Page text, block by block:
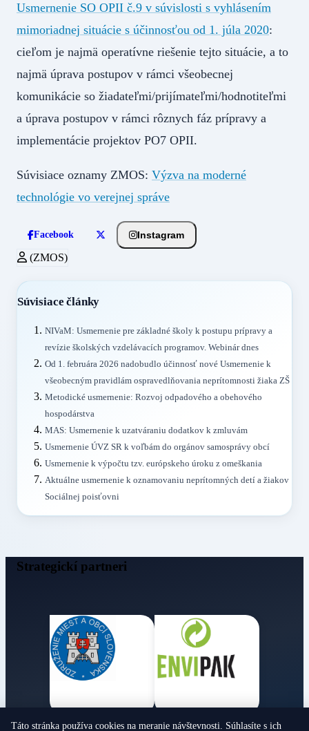
Usmernenie SO OPII č.9 v súvislosti s vyhlásením
mimoriadnej situácie s účinnosťou od 1. júla 2020:
cieľom je najmä operatívne riešenie tejto situácie, a to
najmä úprava postupov v rámci všeobecnej
komunikácie so žiadateľmi/prijímateľmi/hodnotiteľmi
a úprava postupov v rámci rôznych fáz prípravy a
implementácie projektov PO7 OPII.
Súvisiace oznamy ZMOS: Výzva na moderné
technológie vo verejnej správe
Facebook Instagram
(ZMOS)
Súvisiace články
NIVaM: Usmernenie pre základné školy k postupu prípravy a
revízie školských vzdelávacích programov. Webinár dnes
Od 1. februára 2026 nadobudlo účinnosť nové Usmernenie k
všeobecným pravidlám ospravedlňovania neprítomnosti žiaka ZŠ
Metodické usmernenie: Rozvoj odpadového a obehového
hospodárstva
MAS: Usmernenie k uzatváraniu dodatkov k zmluvám
Usmernenie ÚVZ SR k voľbám do orgánov samosprávy obcí
Usmernenie k výpočtu tzv. európskeho úroku z omeškania
Aktuálne usmernenie k oznamovaniu neprítomných detí a žiakov
Sociálnej poisťovni
Strategickí partneri
Táto stránka používa cookies na meranie návštevnosti. Súhlasíte s ich